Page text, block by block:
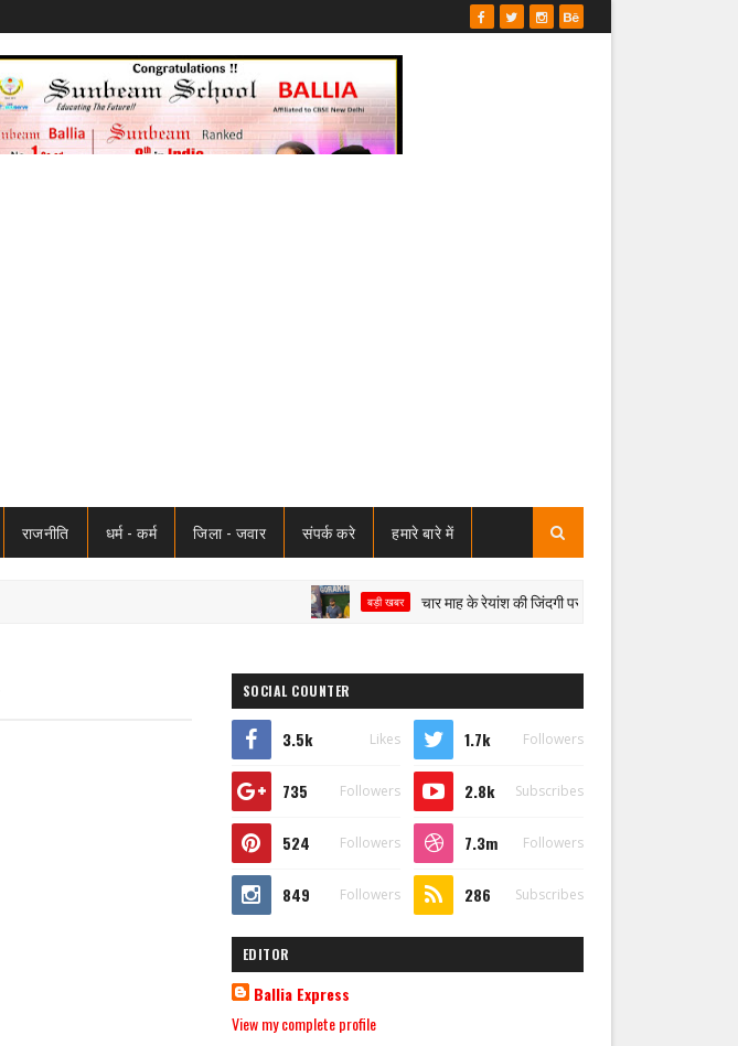
राजनीति धर्म - कर्म जिला - जवार संपर्क करे हमारे बारे में
बड़ी खबर चार माह के रेयांश की जिंदगी पर संकट, SMA टाइप-1 से जंग; इलाज के लिए
SOCIAL COUNTER
3.5k Likes 1.7k Followers
735 Followers 2.8k Subscribes
524 Followers 7.3m Followers
849 Followers 286 Subscribes
EDITOR
Ballia Express
View my complete profile